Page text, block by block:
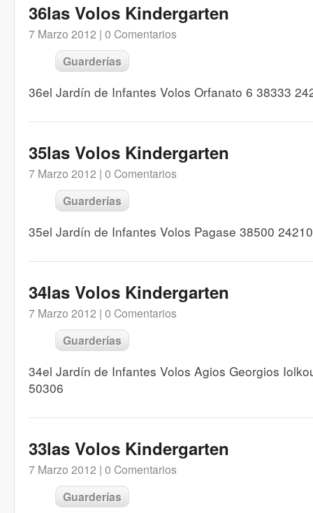
36las Volos Kindergarten
7 Marzo 2012 | 0 Comentarios
Guarderías
36el Jardín de Infantes Volos Orfanato 6 38333
35las Volos Kindergarten
7 Marzo 2012 | 0 Comentarios
Guarderías
35el Jardín de Infantes Volos Pagase 38500
34las Volos Kindergarten
7 Marzo 2012 | 0 Comentarios
Guarderías
34el Jardín de Infantes Volos Agios Georgios
50306
33las Volos Kindergarten
7 Marzo 2012 | 0 Comentarios
Guarderías